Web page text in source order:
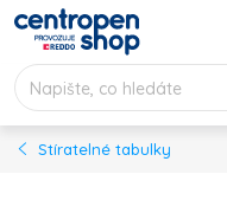
Přejít
obsah
Stíratelné tabulky